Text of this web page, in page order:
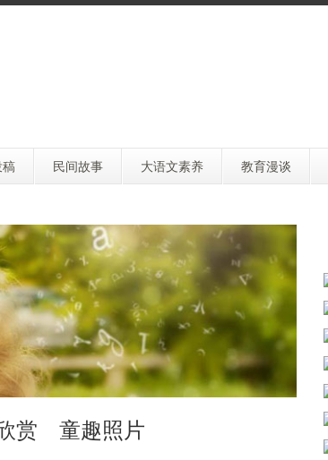
民间故事 大语文素养 教育漫谈
赏 童趣照片